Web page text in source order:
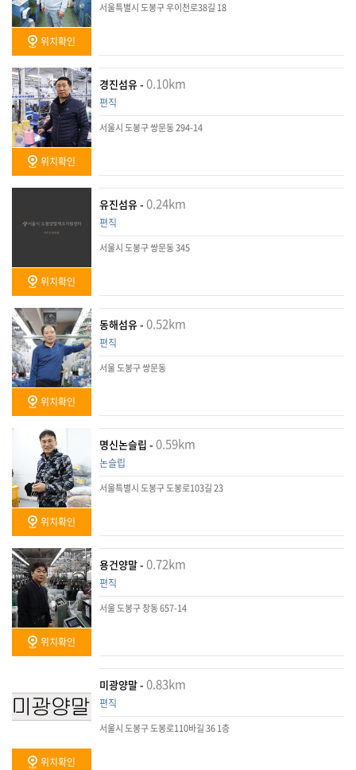
위치확인
서울특별시 도봉구 우이천로38길 18
위치확인
경진섬유 - 0.10km
편직
서울시 도봉구 쌍문동 294-14
위치확인
유진섬유 - 0.24km
편직
서울시 도봉구 쌍문동 345
위치확인
동해섬유 - 0.52km
편직
서울 도봉구 쌍문동
위치확인
명신논슬립 - 0.59km
논슬립
서울특별시 도봉구 도봉로103길 23
위치확인
용건양말 - 0.72km
편직
서울 도봉구 창동 657-14
위치확인
미광양말 - 0.83km
편직
서울시 도봉구 도봉로110바길 36 1층